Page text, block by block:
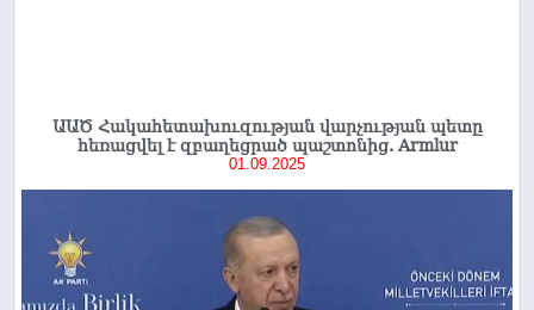
ԱԱԾ Հակահետախուզության վարչության պետը
հեռացվել է զբաղեցրած պաշտոնից. Armlur
01.09.2025